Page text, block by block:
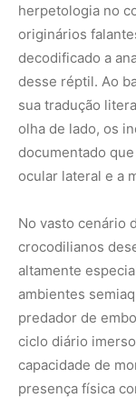
herpetologia no
originários
decodificado a
desse réptil. Ao
sua tradução
olha de lado, os
documentado
ocular lateral e a
No vasto cenário
crocodilianos
altamente
ambientes
predador de
ciclo diário
capacidade de
presença física